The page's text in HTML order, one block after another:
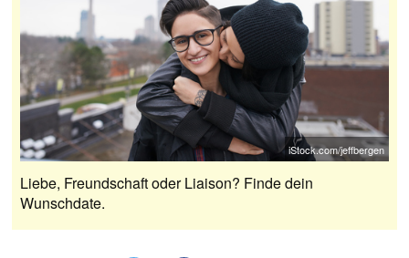
iStock.com/jeffbergen
Liebe, Freundschaft oder Liaison? Finde dein
Wunschdate.